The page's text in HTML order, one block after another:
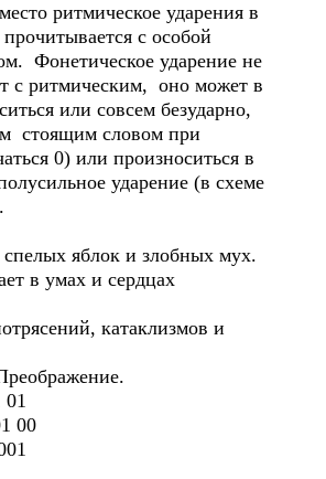
ритмическое ударения в
с особой
Фонетическое ударение не
с ритмическим, оно может в
или совсем безударно,
стоящим словом при
0) или произноситься в
ударение (в схеме
спелых яблок и злобных мух.
в умах и сердцах
катаклизмов и
01
00